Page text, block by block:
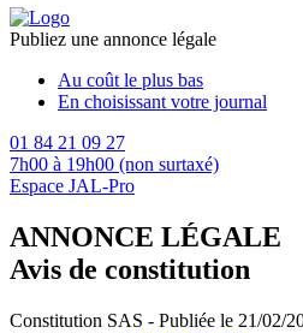
Publiez une annonce légale
Au coût le plus bas
En choisissant votre journal
01 84 21 09 27
7h00 à 19h00 (non surtaxé)
Espace JAL-Pro
ANNONCE LÉGALE
Avis de constitution
Constitution SAS - Publiée le 21/02/